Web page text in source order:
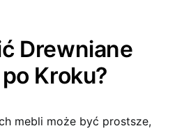
Drewniane
‌Kroku?
mebli może być prostsze,